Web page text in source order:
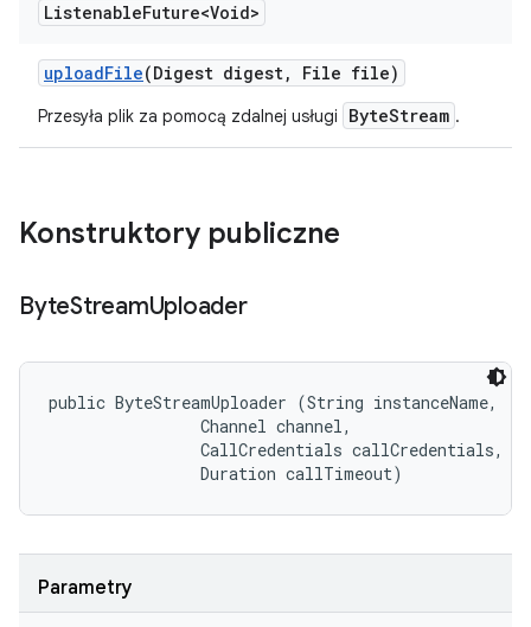
ListenableFuture<Void>
uploadFile(Digest digest, File file)
Przesyła plik za pomocą zdalnej usługi ByteStream .
Konstruktory publiczne
ByteStreamUploader
public ByteStreamUploader (String instanceName,
                Channel channel,
                CallCredentials callCredentials,
                Duration callTimeout)
Parametry